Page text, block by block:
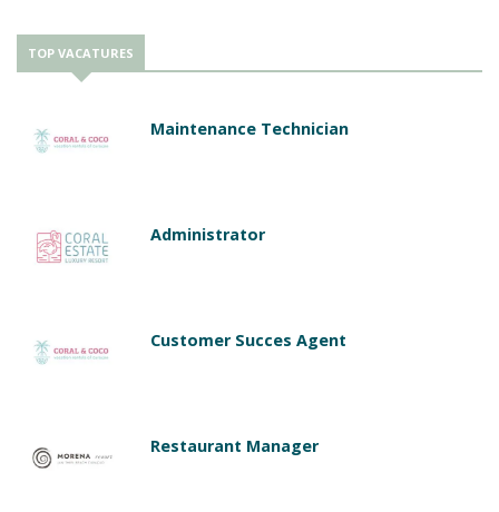
TOP VACATURES
Maintenance Technician
Administrator
Customer Succes Agent
Restaurant Manager